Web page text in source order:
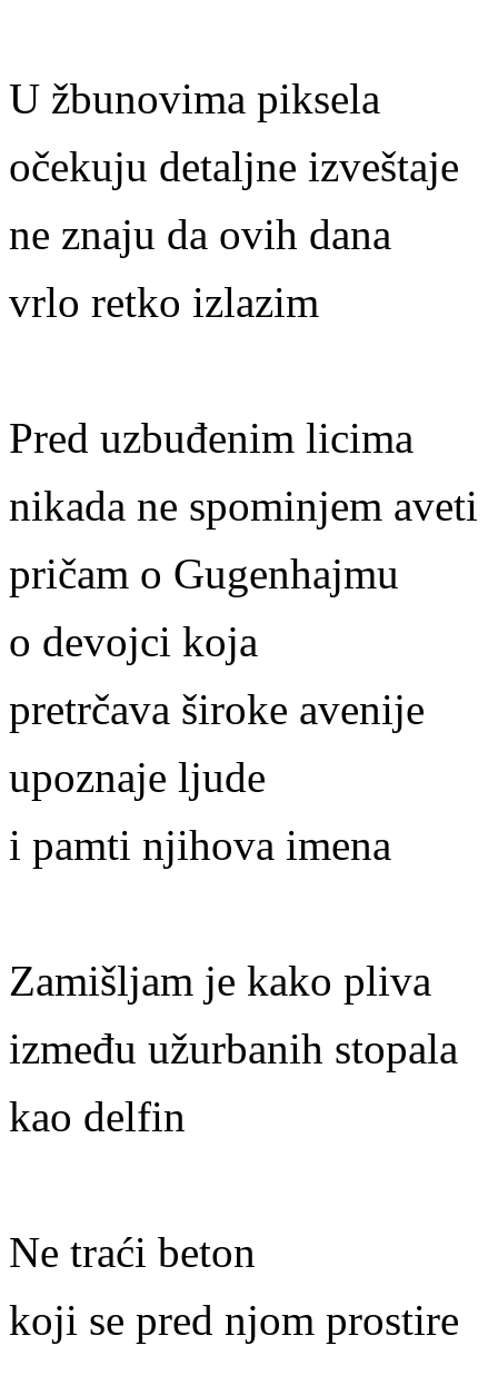
U žbunovima piksela
očekuju detaljne izveštaje
ne znaju da ovih dana
vrlo retko izlazim
Pred uzbuđenim licima
nikada ne spominjem aveti
pričam o Gugenhajmu
o devojci koja
pretrčava široke avenije
upoznaje ljude
i pamti njihova imena
Zamišljam je kako pliva
između užurbanih stopala
kao delfin
Ne traći beton
koji se pred njom prostire